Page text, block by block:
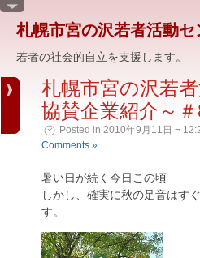
札幌市宮の沢若者活動
若者の社会的自立を支援します。
札幌市宮の沢若
協賛企業紹介～＃
Posted in 2010年9月11日 ¬
Comments »
暑い日が続く今日この頃
しかし、確実に秋の足音はす
す。